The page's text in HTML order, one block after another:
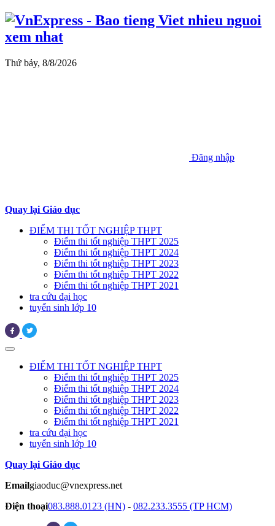
Thứ bảy, 8/8/2026
Đăng nhập
Quay lại Giáo dục
ĐIỂM THI TỐT NGHIỆP THPT
Điểm thi tốt nghiệp THPT 2025
Điểm thi tốt nghiệp THPT 2024
Điểm thi tốt nghiệp THPT 2023
Điểm thi tốt nghiệp THPT 2022
Điểm thi tốt nghiệp THPT 2021
tra cứu đại học
tuyển sinh lớp 10
ĐIỂM THI TỐT NGHIỆP THPT
Điểm thi tốt nghiệp THPT 2025
Điểm thi tốt nghiệp THPT 2024
Điểm thi tốt nghiệp THPT 2023
Điểm thi tốt nghiệp THPT 2022
Điểm thi tốt nghiệp THPT 2021
tra cứu đại học
tuyển sinh lớp 10
Quay lại Giáo dục
Emailgiaoduc@vnexpress.net
Điện thoại083.888.0123 (HN) - 082.233.3555 (TP HCM)